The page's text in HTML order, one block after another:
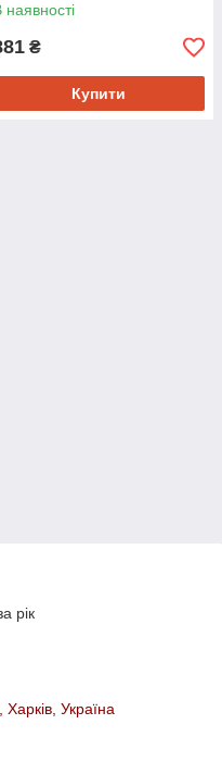
дотик і м'яке виріб.
штучний хутро,
Це м'яка і
наявності
₴
Купити
рік
Україна